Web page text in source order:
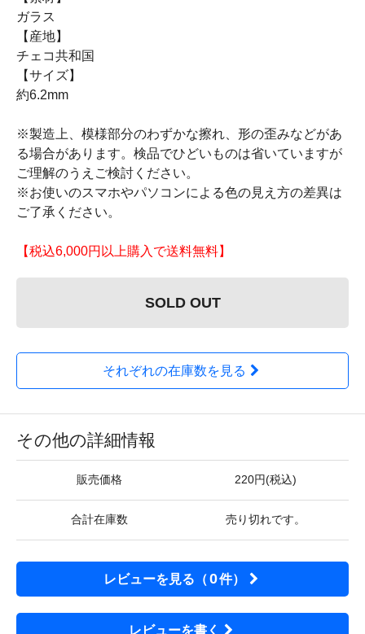
ガラス
【産地】
チェコ共和国
【サイズ】
約6.2mm
※製造上、模様部分のわずかな擦れ、形の歪みなどがあ
る場合があります。検品でひどいものは省いていますが
ご理解のうえご検討ください。
※お使いのスマホやパソコンによる色の見え方の差異は
ご了承ください。
【税込6,000円以上購入で送料無料】
SOLD OUT
それぞれの在庫数を見る
その他の詳細情報
販売価格 220円(税込)
合計在庫数 売り切れです。
レビューを見る（0件）
レビューを書く